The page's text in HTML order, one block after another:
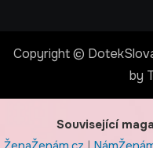
Copyright ©
by
Související